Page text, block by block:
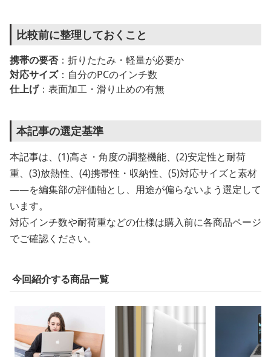
比較前に整理しておくこと
携帯の要否：折りたたみ・軽量が必要か
対応サイズ：自分のPCのインチ数
仕上げ：表面加工・滑り止めの有無
本記事の選定基準
本記事は、(1)高さ・角度の調整機能、(2)安定性と耐荷
重、(3)放熱性、(4)携帯性・収納性、(5)対応サイズと素材
——を編集部の評価軸とし、用途が偏らないよう選定して
います。
対応インチ数や耐荷重などの仕様は購入前に各商品ページ
でご確認ください。
今回紹介する商品一覧